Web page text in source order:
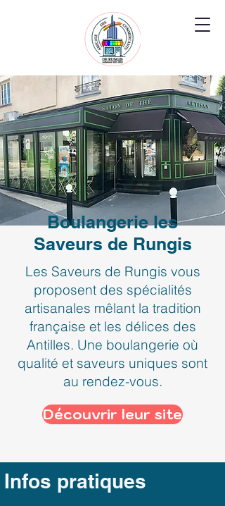
Boulangerie les
Saveurs de Rungis
Les Saveurs de Rungis vous
proposent des spécialités
artisanales mêlant la tradition
française et les délices des
Antilles. Une boulangerie où
qualité et saveurs uniques sont
au rendez-vous.
Découvrir leur site
Infos pratiques